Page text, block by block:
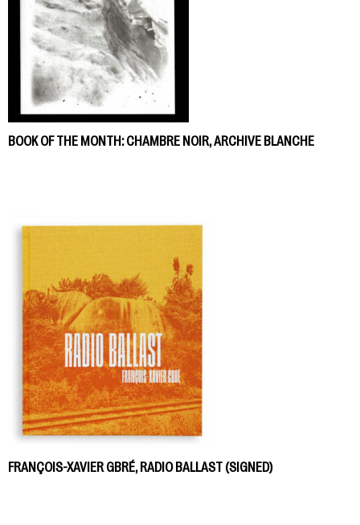
BOOK OF THE MONTH: CHAMBRE NOIR, ARCHIVE BLANCHE
FRANÇOIS-XAVIER GBRÉ, RADIO BALLAST (SIGNED)